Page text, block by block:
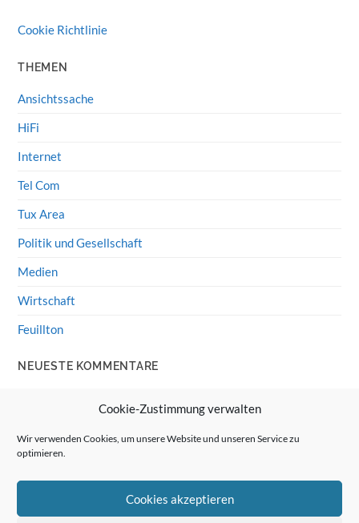
Cookie-Zustimmung verwalten
Wir verwenden Cookies, um unsere Website und unseren Service zu
optimieren.
Cookies akzeptieren
Cookie Richtlinie
THEMEN
Ansichtssache
HiFi
Internet
Tel Com
Tux Area
Politik und Gesellschaft
Medien
Wirtschaft
Feuillton
NEUESTE KOMMENTARE
Wolff von Rechenberg
Linux Mint: Google Drive integrieren